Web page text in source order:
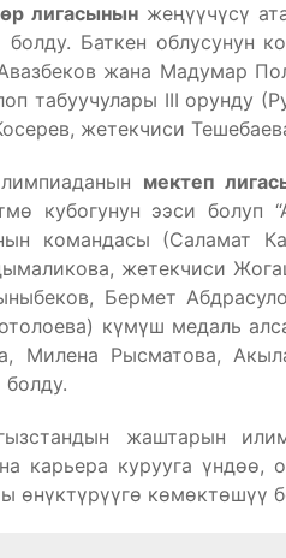
лигасынынжеңүүчүсү
болду. Баткен облусунун
жана Мадумар
табуучулары III орунду
жетекчиси
мектеп
кубогунун ээси болуп
командасы (Саламат
жетекчиси
Бермет
күмүш медаль
Милена Рысматова,
жаштарын
карьера курууга үндөө,
көмөктөшүү